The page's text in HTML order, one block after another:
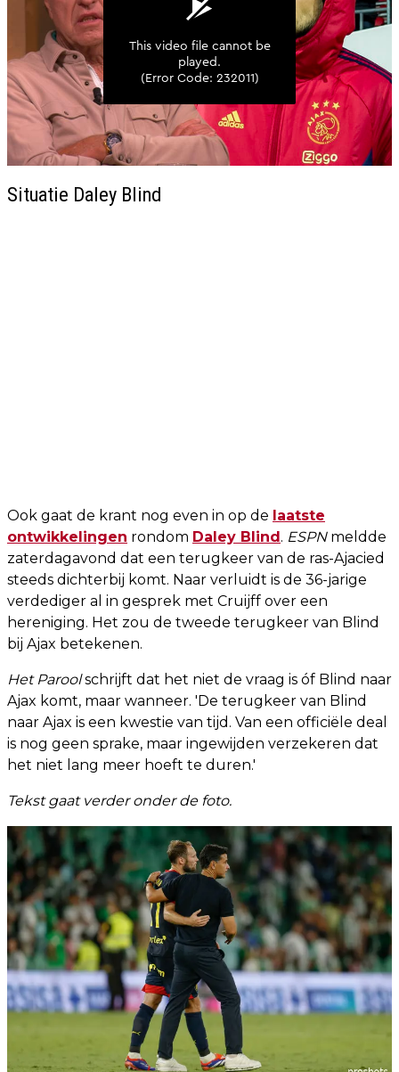
Situatie Daley Blind
Ook gaat de krant nog even in op de laatste
ontwikkelingen rondom Daley Blind. ESPNmeldde
zaterdagavond dat een terugkeer van de ras-Ajacied
steeds dichterbij komt. Naar verluidt is de 36-jarige
verdediger al in gesprek met Cruijff over een
hereniging. Het zou de tweede terugkeer van Blind
bij Ajax betekenen.
Het Paroolschrijft dat het niet de vraag is óf Blind naar
Ajax komt, maar wanneer. 'De terugkeer van Blind
naar Ajax is een kwestie van tijd. Van een officiële deal
is nog geen sprake, maar ingewijden verzekeren dat
het niet lang meer hoeft te duren.'
Tekst gaat verder onder de foto.